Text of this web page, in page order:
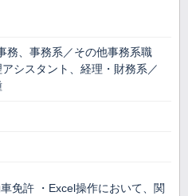
務、事務系／その他事務系職
シスタント、経理・財務系／
免許 ・Excel操作において、関